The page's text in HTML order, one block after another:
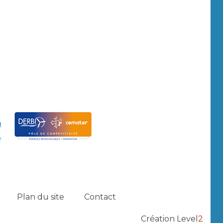
Plan du site Contact
Création Level 2